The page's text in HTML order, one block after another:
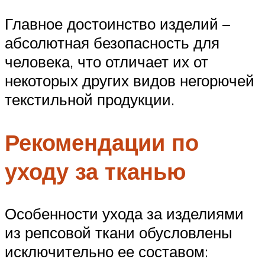
Главное достоинство изделий –
абсолютная безопасность для
человека, что отличает их от
некоторых других видов негорючей
текстильной продукции.
Рекомендации по
уходу за тканью
Особенности ухода за изделиями
из репсовой ткани обусловлены
исключительно ее составом: